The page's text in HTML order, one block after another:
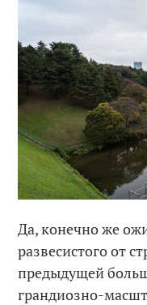
Да, конечно же
развесистого от
предыдущей
грандиозно-